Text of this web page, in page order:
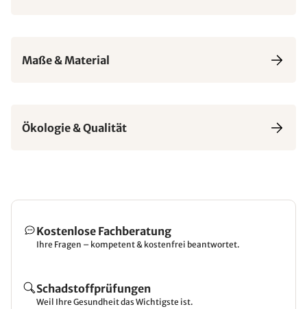
Maße & Material
Ökologie & Qualität
Kostenlose Fachberatung
Ihre Fragen – kompetent & kostenfrei beantwortet.
Schadstoffprüfungen
Weil Ihre Gesundheit das Wichtigste ist.